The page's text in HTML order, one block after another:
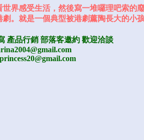
界感受生活，然後寫一堆囉理吧索的廢
。就是一個典型被港劇薰陶長大的小孩
產品行銷 部落客邀約 歡迎洽談